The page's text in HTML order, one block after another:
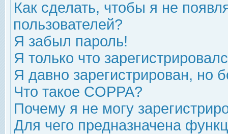
Как сделать, чтобы я не
пользователей?
Я забыл пароль!
Я только что
Я давно зарегистрирован, но
Что такое COPPA?
Почему я не могу
Для чего предназначена